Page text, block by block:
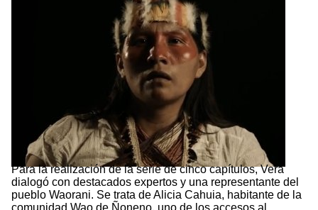
Para la realización de la serie de cinco capítulos, Vera
dialogó con destacados expertos y una representante del
pueblo Waorani. Se trata de Alicia Cahuia, habitante de la